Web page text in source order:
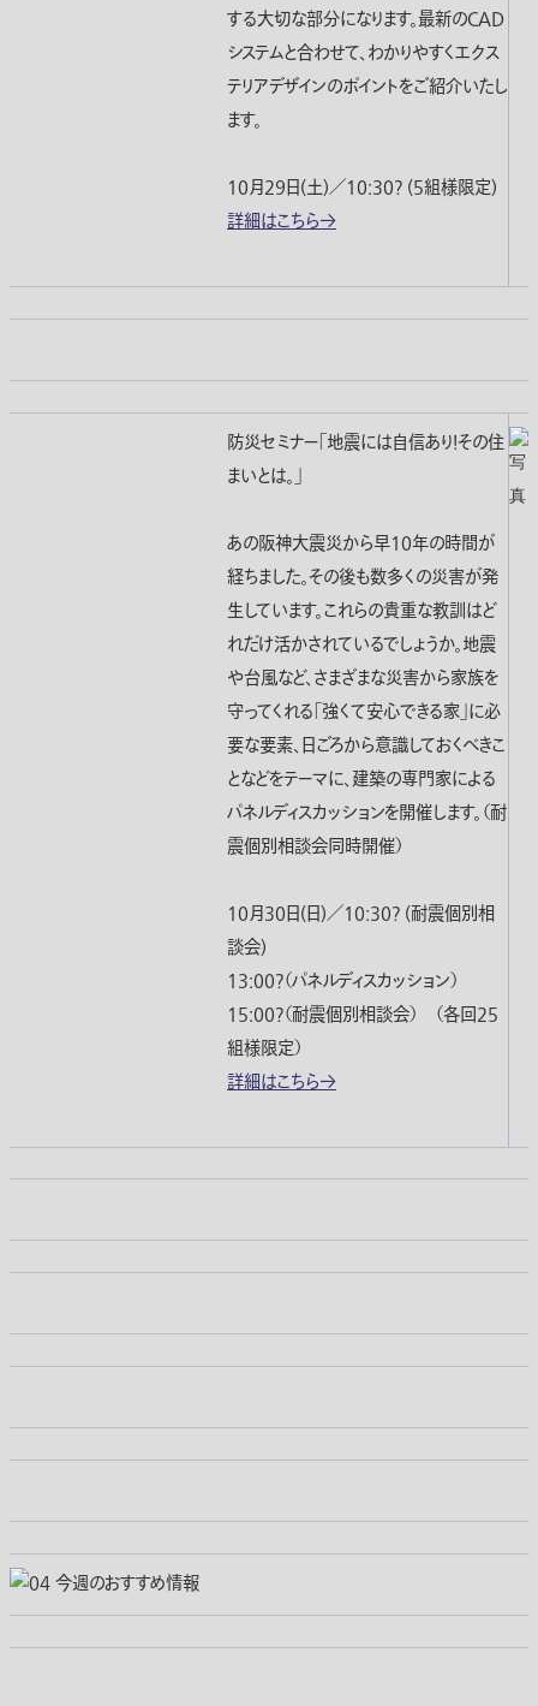
する大切な部分になります。最新のCAD
システムと合わせて、わかりやすくエクス
テリアデザインのポイントをご紹介いたし
ます。
10月29日(土)／10:30? (5組様限定)
詳細はこちら→
防災セミナー「地震には自信あり！その住
まいとは。」
あの阪神大震災から早10年の時間が
経ちました。その後も数多くの災害が発
生しています。これらの貴重な教訓はど
れだけ活かされているでしょうか。地震
や台風など、さまざまな災害から家族を
守ってくれる「強くて安心できる家」に必
要な要素、日ごろから意識しておくべきこ
となどをテーマに、建築の専門家による
パネルディスカッションを開催します。（耐
震個別相談会同時開催）
10月30日(日)／10:30? (耐震個別相
談会)
13:00?（パネルディスカッション）
15:00?（耐震個別相談会） （各回25
組様限定）
詳細はこちら→